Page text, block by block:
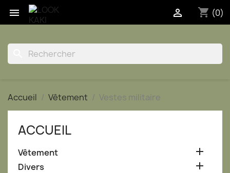
 shopping_cart (0)

Accueil Vêtement Vestes militaire
ACCUEIL
Vêtement 
Divers 